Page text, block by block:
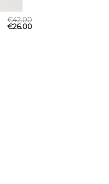
€42.00
€26.00